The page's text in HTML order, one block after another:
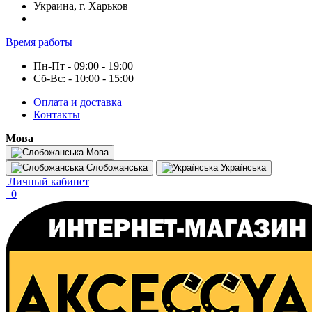
Украина, г. Харьков
Время работы
Пн-Пт - 09:00 - 19:00
Сб-Вс: - 10:00 - 15:00
Оплата и доставка
Контакты
Мова
Мова
Слобожанська
Українська
Личный кабинет
0